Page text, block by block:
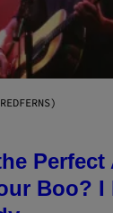
Perfect
Boo? I